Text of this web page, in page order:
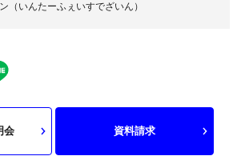
（いんたーふぇいすでざいん）
会 資料請求